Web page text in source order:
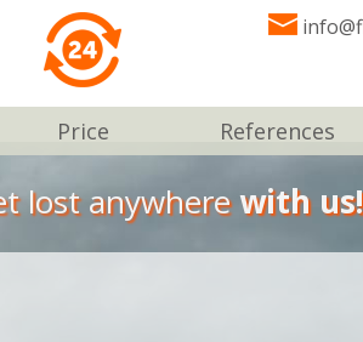
Price References
lost anywhere with us!